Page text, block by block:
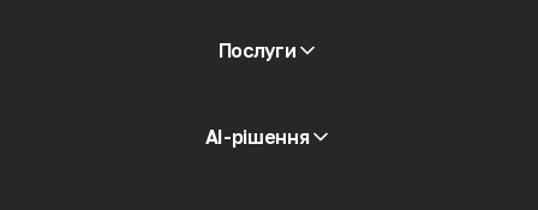
Послуги
Мобільні проксі -сервіси
Резидентні проксі -сервери
AI-рішення